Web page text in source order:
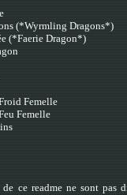
(*Wyrmling Dragons*)
(*Faerie Dragon*)
Femelle
Femelle
ce readme ne sont